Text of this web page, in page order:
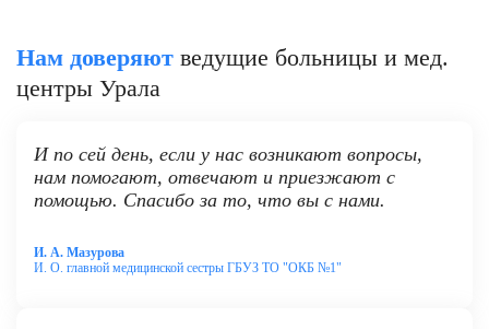
Нам доверяют ведущие больницы и мед.
центры Урала
И по сей день, если у нас возникают вопросы,
нам помогают, отвечают и приезжают с
помощью. Спасибо за то, что вы с нами.
И. А. Мазурова
И. О. главной медицинской сестры ГБУЗ ТО "ОКБ №1"